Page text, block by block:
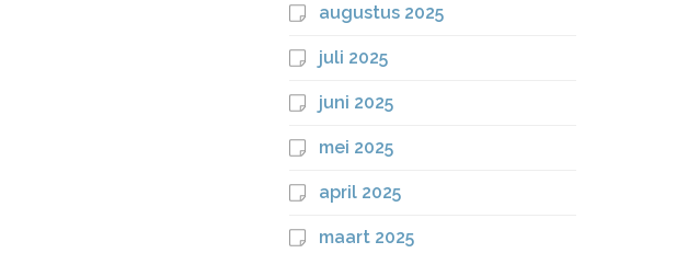
augustus 2025
juli 2025
juni 2025
mei 2025
april 2025
maart 2025